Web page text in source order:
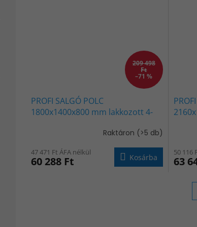
209 498
Ft
–71 %
PROFI SALGÓ POLC
1800x1400x800 mm lakkozott 4-
Raktáron (>5 db)
47 471 Ft ÁFA nélkül
60 288 Ft Kosárba
50 116
63